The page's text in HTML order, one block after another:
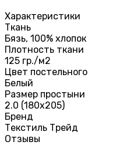
Характеристики
Ткань
Бязь, 100% хлопок
Плотность ткани
125 гр./м2
Цвет постельного
Белый
Размер простыни
2.0 (180х205)
Бренд
Текстиль Трейд
Отзывы